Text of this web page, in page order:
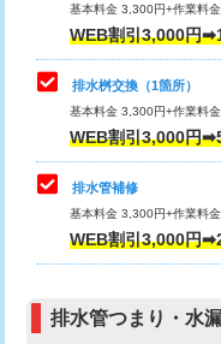
マス交換（深さ50㎝以
コンクリート斫り（厚さ
コンクリート斫り（厚
モルタル補修（厚さ10㎝
モルタル補修（厚さ10
追加人工
交換・取付（タンク）
交換・取付(単水栓（壁
式）)
交換・取付(混合水栓（
式・ワンホール）)
交換・取付(排水栓・排
交換・取付（その他部品
基本料金 3,300円+作業料
WEB割引3,000円
排水桝交換（1箇所）
基本料金 3,300円+作業料
WEB割引3,000円
排水管補修
基本料金 3,300円+作業料
WEB割引3,000円
排水管つまり・水